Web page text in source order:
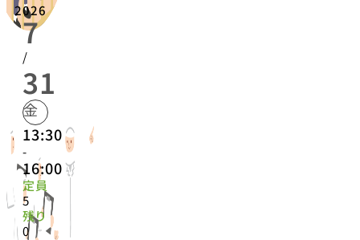
2026
7
/
31
金
13:30
-
16:00
定員
5
残り
0